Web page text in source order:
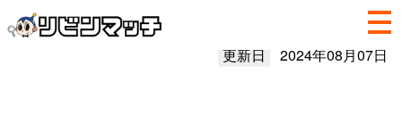
更新日 2024年08月07日